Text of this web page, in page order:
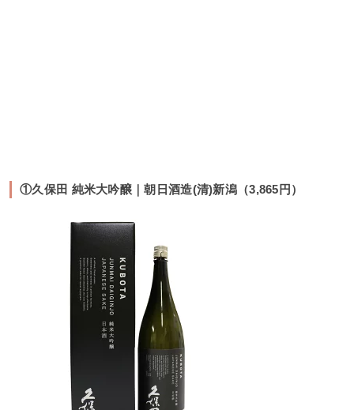
①久保田 純米大吟醸｜朝日酒造(清)新潟（3,865円）